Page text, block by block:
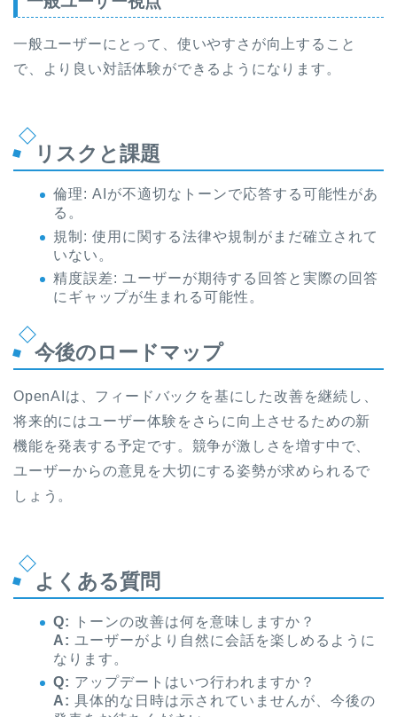
一般ユーザーにとって、使いやすさが向上すること
で、より良い対話体験ができるようになります。
リスクと課題
倫理: AIが不適切なトーンで応答する可能性があ
る。
規制: 使用に関する法律や規制がまだ確立されて
いない。
精度誤差: ユーザーが期待する回答と実際の回答
にギャップが生まれる可能性。
今後のロードマップ
OpenAIは、フィードバックを基にした改善を継続し、
将来的にはユーザー体験をさらに向上させるための新
機能を発表する予定です。競争が激しさを増す中で、
ユーザーからの意見を大切にする姿勢が求められるで
しょう。
よくある質問
Q:
トーンの改善は何を意味しますか？
A: ユーザーがより自然に会話を楽しめるように
なります。
Q: アップデートはいつ行われますか？
A: 具体的な日時は示されていませんが、今後の